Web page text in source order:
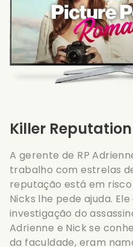
Killer Reputation
A gerente de RP
trabalho com estrelas
reputação está em
Nicks lhe pede ajuda.
investigação do
Adrienne e Nick se
da faculdade, eram